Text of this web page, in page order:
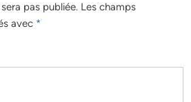
pas publiée. Les champs
avec *